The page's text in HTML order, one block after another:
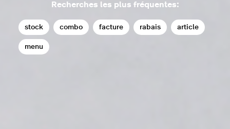
Recherches les plus fréquentes:
stock combo facture rabais article
menu